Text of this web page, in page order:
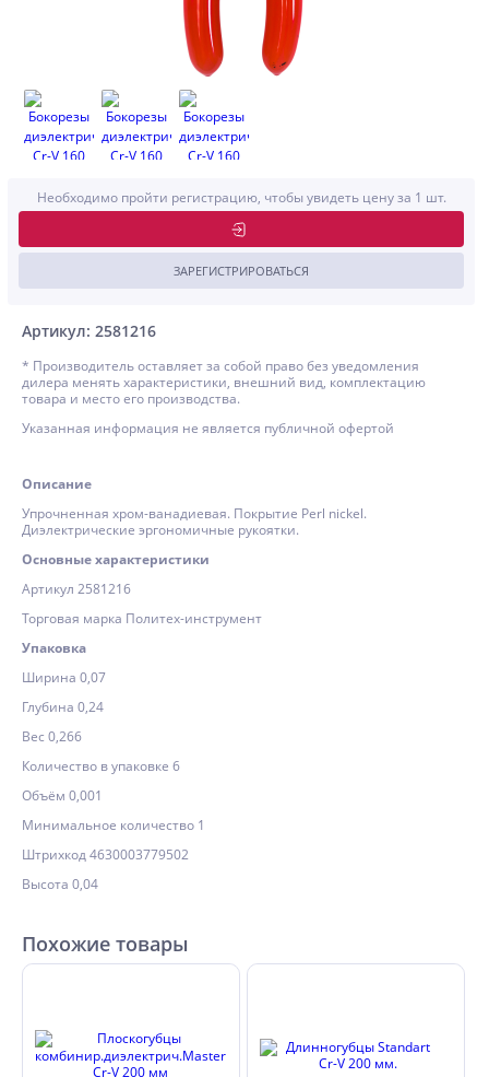
Артикул: 2581216
Необходимо пройти регистрацию, чтобы увидеть цену за 1 шт.
ЗАРЕГИСТРИРОВАТЬСЯ
* Производитель оставляет за собой право без уведомления
дилера менять характеристики, внешний вид, комплектацию
товара и место его производства.
Указанная информация не является публичной офертой
Описание
Упрочненная хром-ванадиевая. Покрытие Perl nickel.
Диэлектрические эргономичные рукоятки.
Основные характеристики
Артикул 2581216
Торговая марка Политех-инструмент
Упаковка
Ширина 0,07
Глубина 0,24
Вес 0,266
Количество в упаковке 6
Объём 0,001
Минимальное количество 1
Штрихкод 4630003779502
Высота 0,04
Похожие товары